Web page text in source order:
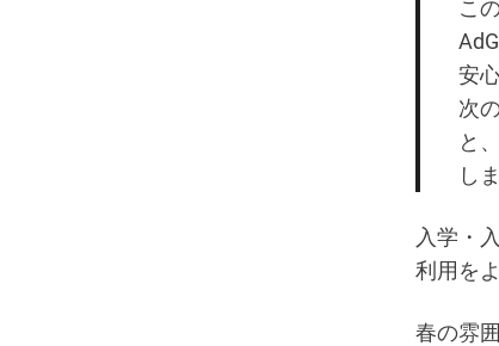
こ
安
次
と
し
入学・
利用を
春の雰